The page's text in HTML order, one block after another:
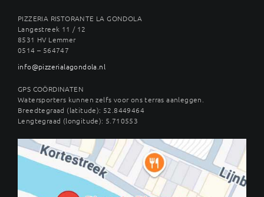
PIZZERIA RISTORANTE LA GONDOLA
Langestreek 11 / 12
8531 HV Lemmer
0514 – 564747
info@pizzerialagondola.nl
GPS COÖRDINATEN
Watersporters kunnen zelfs voor ons terras aanleggen.
Breedtegraad (latitude): 52.8449464
Lengtegraad (longitude): 5.710553